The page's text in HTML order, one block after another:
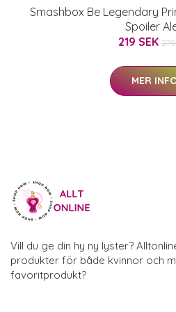
Smashbox Be Legendary
Spoiler
219 SEK
MER
Vill du ge din hy ny lyster?
produkter för både kvinnor och
favoritprodukt?